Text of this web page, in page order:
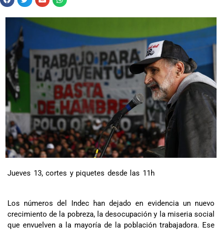
Jueves 13, cortes y piquetes desde las 11h
Los números del Indec han dejado en evidencia un nuevo
crecimiento de la pobreza, la desocupación y la miseria social
que envuelven a la mayoría de la población trabajadora. Ese